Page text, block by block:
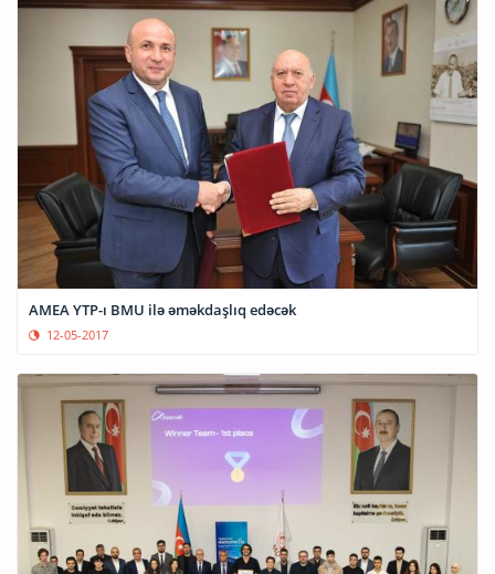
AMEA YTP-ı BMU ilə əməkdaşlıq edəcək
12-05-2017